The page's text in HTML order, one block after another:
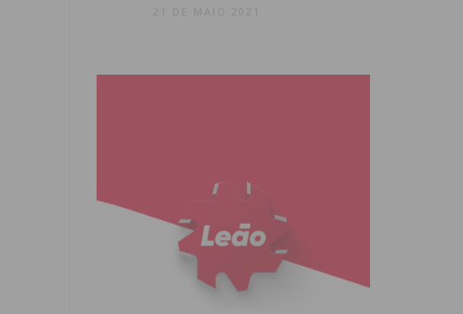
21 DE MAIO 2021